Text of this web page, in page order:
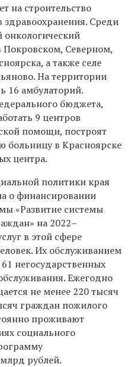
на строительство
здравоохранения. Среди
онкологический
Северном,
а также селе
На территории
16 амбулаторий.
бюджета,
9 центров
помощи, построят
больницу в Красноярске
центра.
политики края
о финансировании
«Развитие системы
на 2022–
в этой сфере
Их обслуживанием
негосударственных
Ежегодно
не менее 220 тысяч
граждан пожилого
проживают
социального
рублей.